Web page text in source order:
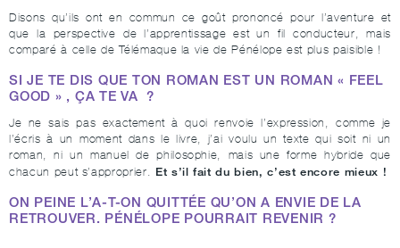
Disons qu’ils ont en commun ce goût prononcé pour l’aventure et
que la perspective de l’apprentissage est un fil conducteur, mais
comparé à celle de Télémaque la vie de Pénélope est plus paisible !
SI JE TE DIS QUE TON ROMAN EST UN ROMAN « FEEL
GOOD » , ÇA TE VA ?
Je ne sais pas exactement à quoi renvoie l’expression, comme je
l’écris à un moment dans le livre, j’ai voulu un texte qui soit ni un
roman, ni un manuel de philosophie, mais une forme hybride que
chacun peut s’approprier. Et s’il fait du bien, c’est encore mieux !
ON PEINE L’A-T-ON QUITTÉE QU’ON A ENVIE DE LA
RETROUVER. PÉNÉLOPE POURRAIT REVENIR ?